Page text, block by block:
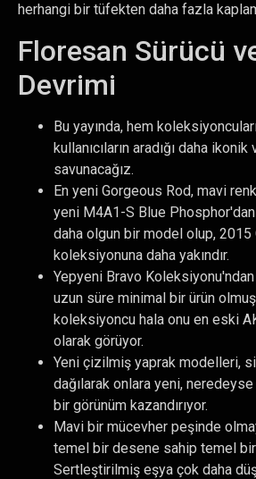
herhangi bir tüfekten daha fazla
Floresan Sürücü
Devrimi
Bu yayında, hem
kullanıcıların aradığı daha
savunacağız.
En yeni Gorgeous Rod, mavi
yeni M4A1-S Blue
daha olgun bir model olup, 2015
koleksiyonuna daha yakındır.
Yepyeni Bravo Koleksiyonu'ndan
uzun süre minimal bir ürün
koleksiyoncu hala onu en eski
olarak görüyor.
Yeni çizilmiş yaprak modelleri,
dağılarak onlara yeni,
bir görünüm kazandırıyor.
Mavi bir mücevher peşinde
temel bir desene sahip temel
Sertleştirilmiş eşya çok daha